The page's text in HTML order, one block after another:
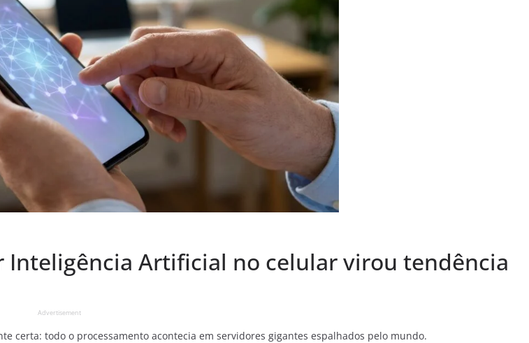
Inteligência Artificial no celular virou tendência
Advertisement
certa: todo o processamento acontecia em servidores gigantes espalhados pelo mundo.